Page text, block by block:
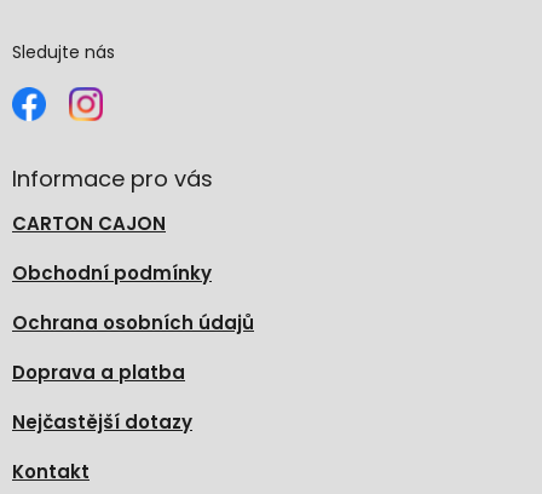
Sledujte nás
Informace pro vás
CARTON CAJON
Obchodní podmínky
Ochrana osobních údajů
Doprava a platba
Nejčastější dotazy
Kontakt